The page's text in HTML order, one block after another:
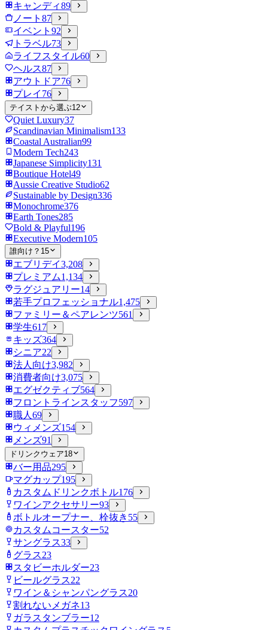
キャンディ89
ノート 87
イベント 92
トラベル73
ライフスタイル60
ヘルス87
アウトドア76
プレイ 76
テイストから選ぶ12
Quiet Luxury37
Scandinavian Minimalism133
Coastal Australian99
Modern Tech243
Japanese Simplicity131
Boutique Hotel49
Aussie Creative Studio62
Sustainable by Design336
Monochrome376
Earth Tones285
Bold & Playful196
Executive Modern105
誰向け？ 15
エブリデイ3,208
プレミアム1,134
ラグジュアリー14
若手プロフェッショナル1,475
ファミリー＆ペアレンツ561
学生617
キッズ364
シニア22
法人向け3,982
消費者向け3,075
エグゼクティブ564
フロントラインスタッフ597
職人 69
ウィメンズ154
メンズ91
ドリンクウェア18
バー用品295
マグカップ195
カスタムドリンクボトル176
ワインアクセサリー93
ボトルオープナー、栓抜き 55
カスタムコースター52
サングラス33
グラス23
スタビーホルダー23
ビールグラス22
ワイン＆シャンパングラス20
割れないメガネ13
ガラスタンブラー12